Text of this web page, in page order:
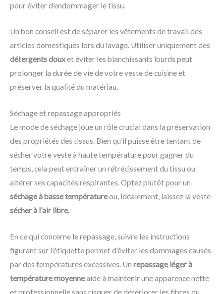
pour éviter d’endommager le tissu.
Un bon conseil est de séparer les vêtements de travail des
articles domestiques lors du lavage. Utiliser uniquement des
détergents douxet éviter les blanchissants lourds peut
prolonger la durée de vie de votre veste de cuisine et
préserver la qualité du matériau.
Séchage et repassage appropriés
Le mode de séchage joue un rôle crucial dans la préservation
des propriétés des tissus. Bien qu’il puisse être tentant de
sécher votre veste à haute température pour gagner du
temps, cela peut entraîner un rétrécissement du tissu ou
altérer ses capacités respirantes. Optez plutôt pour un
séchage à basse températureou, idéalement, laissez la veste
sécher à l’air libre.
En ce qui concerne le repassage, suivre les instructions
figurant sur l’étiquette permet d’éviter les dommages causés
par des températures excessives. Un repassage léger à
température moyenneaide à maintenir une apparence nette
et professionnelle sans risquer de détériorer les fibres du